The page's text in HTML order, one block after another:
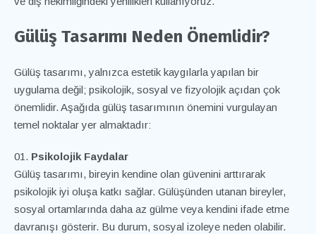
Gülüş Tasarımı Neden Önemlidir?
Gülüş tasarımı, yalnızca estetik kaygılarla yapılan bir
uygulama değil; psikolojik, sosyal ve fizyolojik açıdan çok
önemlidir. Aşağıda gülüş tasarımının önemini vurgulayan
temel noktalar yer almaktadır:
Psikolojik Faydalar
Gülüş tasarımı, bireyin kendine olan güvenini arttırarak
psikolojik iyi oluşa katkı sağlar. Gülüşünden utanan bireyler,
sosyal ortamlarında daha az gülme veya kendini ifade etme
davranışı gösterir. Bu durum, sosyal izoleye neden olabilir.